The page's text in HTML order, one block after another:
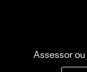
Assessor